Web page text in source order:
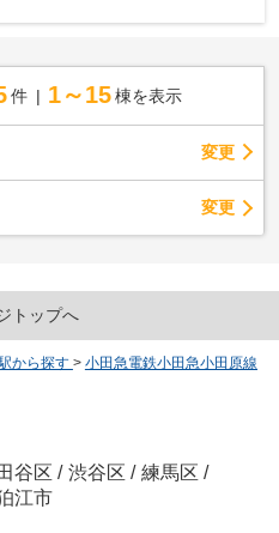
件 1～15 棟を表示
変更
変更
トップへ
から探す > 小田急電鉄小田急小田原線
谷区 / 渋谷区 / 練馬区 /
江市